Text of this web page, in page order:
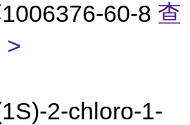
60-8 查
>
2-chloro-1-